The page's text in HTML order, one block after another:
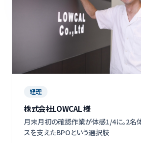
経理
株式会社LOWCAL 様
月末月初の確認作業が体感1/4に。2名
スを支えたBPOという選択肢